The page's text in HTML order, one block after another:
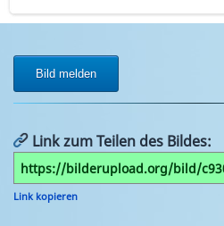
Bild melden
Link zum Teilen des Bildes:
Link kopieren